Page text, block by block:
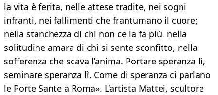
la vita è ferita, nelle attese tradite, nei sogni
infranti, nei fallimenti che frantumano il cuore;
nella stanchezza di chi non ce la fa più, nella
solitudine amara di chi si sente sconfitto, nella
sofferenza che scava l’anima. Portare speranza lì,
seminare speranza lì. Come di speranza ci parlano
le Porte Sante a Roma». L’artista Mattei, scultore